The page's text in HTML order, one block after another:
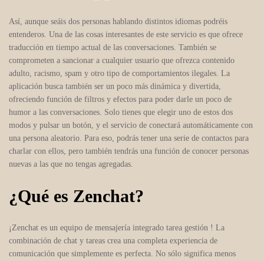
Así, aunque seáis dos personas hablando distintos idiomas podréis
entenderos. Una de las cosas interesantes de este servicio es que ofrece
traducción en tiempo actual de las conversaciones. También se
comprometen a sancionar a cualquier usuario que ofrezca contenido
adulto, racismo, spam y otro tipo de comportamientos ilegales. La
aplicación busca también ser un poco más dinámica y divertida,
ofreciendo función de filtros y efectos para poder darle un poco de
humor a las conversaciones. Solo tienes que elegir uno de estos dos
modos y pulsar un botón, y el servicio de conectará automáticamente con
una persona aleatorio. Para eso, podrás tener una serie de contactos para
charlar con ellos, pero también tendrás una función de conocer personas
nuevas a las que no tengas agregadas.
¿Qué es Zenchat?
¡Zenchat es un equipo de mensajería integrado tarea gestión ! La
combinación de chat y tareas crea una completa experiencia de
comunicación que simplemente es perfecta. No sólo significa menos